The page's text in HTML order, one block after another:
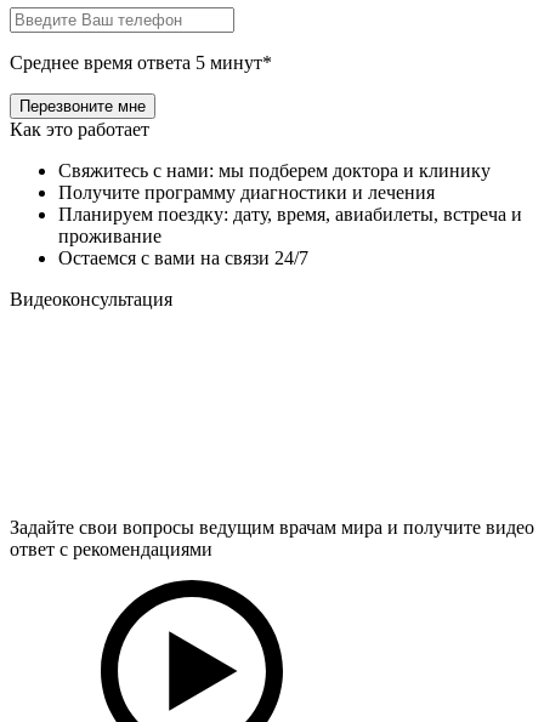
Среднее время ответа 5 минут*
Как это работает
Свяжитесь с нами: мы подберем доктора и клинику
Получите программу диагностики и лечения
Планируем поездку: дату, время, авиабилеты, встреча и
проживание
Остаемся с вами на связи 24/7
Видеоконсультация
Задайте свои вопросы ведущим врачам мира и получите видео
ответ с рекомендациями